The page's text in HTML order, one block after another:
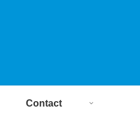
Contact